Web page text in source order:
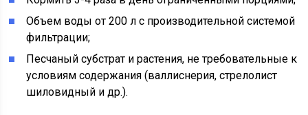
Объем воды от 200 л с производительной системой
фильтрации;
Песчаный субстрат и растения, не требовательные к
условиям содержания (валлиснерия, стрелолист
шиловидный и др.).